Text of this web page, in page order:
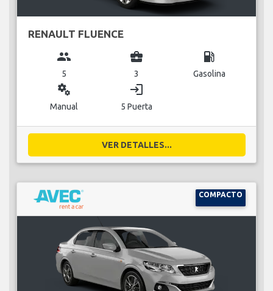
RENAULT FLUENCE
group
5
business_center
3
local_gas_station
Gasolina
miscellaneous_services
Manual
login
5 Puerta
VER DETALLES...
COMPACTO